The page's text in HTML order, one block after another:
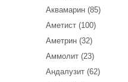
Аквамарин (85)
Аметист (100)
Аметрин (32)
Аммолит (23)
Андалузит (62)